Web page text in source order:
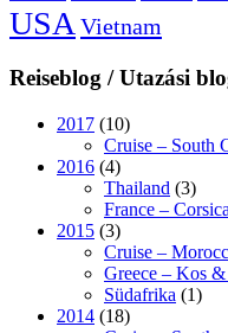
USAVietnam
Reiseblog / Utazási
2017 (10)
Cruise – South
2016 (4)
Thailand (3)
France – Corsica
2015 (3)
Cruise –
Greece – Kos
Südafrika (1)
2014 (18)